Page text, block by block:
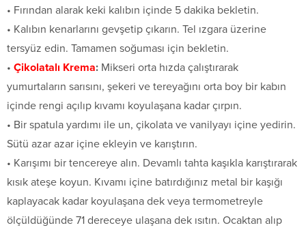
• Fırından alarak keki kalıbın içinde 5 dakika bekletin.
• Kalıbın kenarlarını gevşetip çıkarın. Tel ızgara üzerine
tersyüz edin. Tamamen soğuması için bekletin.
• Çikolatalı Krema: Mikseri orta hızda çalıştırarak
yumurtaların sarısını, şekeri ve tereyağını orta boy bir kabın
içinde rengi açılıp kıvamı koyulaşana kadar çırpın.
• Bir spatula yardımı ile un, çikolata ve vanilyayı içine yedirin.
Sütü azar azar içine ekleyin ve karıştırın.
• Karışımı bir tencereye alın. Devamlı tahta kaşıkla karıştırarak
kısık ateşe koyun. Kıvamı içine batırdığınız metal bir kaşığı
kaplayacak kadar koyulaşana dek veya termometreyle
ölçüldüğünde 71 dereceye ulaşana dek ısıtın. Ocaktan alıp